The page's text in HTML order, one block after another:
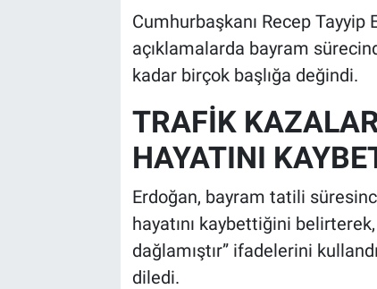
Cumhurbaşkanı Recep Tayyip
açıklamalarda bayram
kadar birçok başlığa değindi.
TRAFİK
HAYATINI
Erdoğan, bayram tatili
hayatını kaybettiğini
dağlamıştır” ifadelerini
diledi.